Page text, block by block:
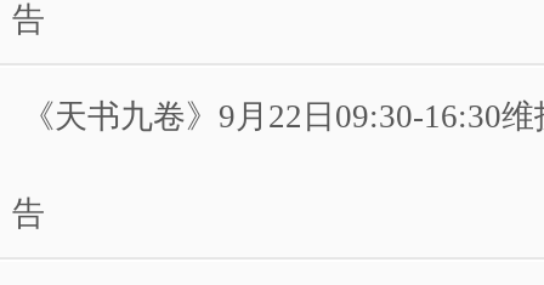
告
《天书九卷》9月22日09:30-16:30
告